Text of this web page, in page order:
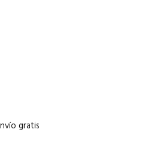
gratis